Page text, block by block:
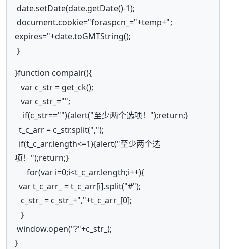
date.setDate(date.getDate()-1);
document.cookie="foraspcn_="+temp+";
expires="+date.toGMTString();
}
}function compair(){
var c_str = get_ck();
var c_str_="";
if(c_str==""){alert("至少两个选项！");return;}
t_c_arr = c_str.split(",");
if(t_c_arr.length<=1){alert("至少两个选
项！");return;}
for(var i=0;i<t_c_arr.length;i++){
var t_c_arr_ = t_c_arr[i].split("#");
c_str_ = c_str_+","+t_c_arr_[0];
}
window.open("?"+c_str_);
}